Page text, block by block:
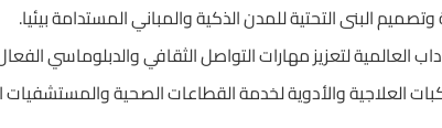
البنى التحتية للمدن الذكية والمباني المستدامة بيئيا.
العالمية لتعزيز مهارات التواصل الثقافي والدبلوماسي
العلاجية والأدوية لخدمة القطاعات الصحية والمستشفيات